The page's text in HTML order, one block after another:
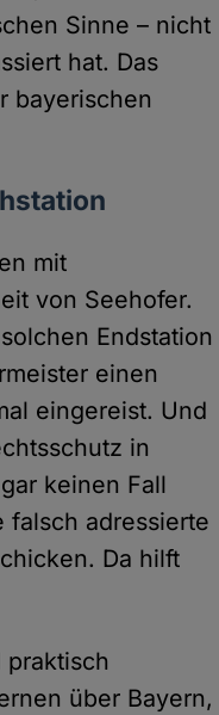
Sinne – nicht
hat. Das
bayerischen
mit
von Seehofer.
Endstation
einen
eingereist. Und
in
keinen Fall
falsch adressierte
Da hilft
über Bayern,